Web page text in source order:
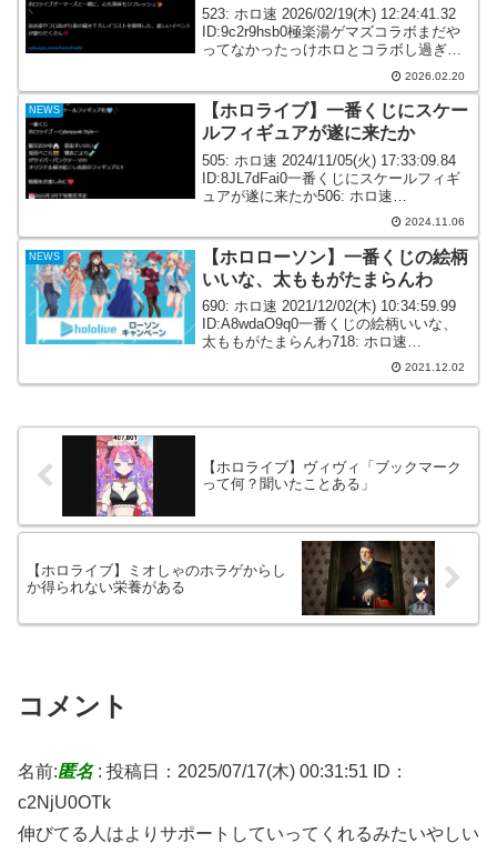
523: ホロ速 2026/02/19(木) 12:24:41.32
ID:9c2r9hsb0極楽湯ゲマズコラボまだや
ってなかったっけホロとコラボし過ぎて
よく分からなくなってきてる【#ホロライ
ブ×極楽湯 RAKUSPAコラボ】／3/5(木)...
2026.02.20
NEWS
【ホロライブ】一番くじにスケー
ルフィギュアが遂に来たか
505: ホロ速 2024/11/05(火) 17:33:09.84
ID:8JL7dFai0一番くじにスケールフィギ
ュアが遂に来たか506: ホロ速
2024/11/05(火) 17:34:11.05 ID:8JL7dFai0
2024.11.06
NEWS
【ホロローソン】一番くじの絵柄
いいな、太ももがたまらんわ
690: ホロ速 2021/12/02(木) 10:34:59.99
ID:A8wdaO9q0一番くじの絵柄いいな、
太ももがたまらんわ718: ホロ速
2021/12/02(木) 10:46:08.93 ID:u7m0st7y0
2021.12.02
【ホロライブ】ヴィヴィ「ブックマーク
って何？聞いたことある」
【ホロライブ】ミオしゃのホラゲからし
か得られない栄養がある
コメント
名前:匿名: 投稿日：2025/07/17(木) 00:31:51
ID：
c2NjU0OTk
伸びてる人はよりサポートしていってくれるみたいやしい